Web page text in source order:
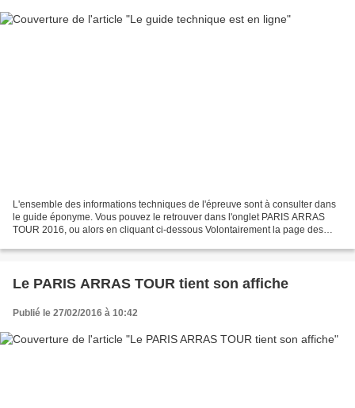
L'ensemble des informations techniques de l'épreuve sont à consulter dans
le guide éponyme. Vous pouvez le retrouver dans l'onglet PARIS ARRAS
TOUR 2016, ou alors en cliquant ci-dessous Volontairement la page des
Le PARIS ARRAS TOUR tient son affiche
Publié le 27/02/2016 à 10:42